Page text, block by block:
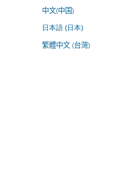
中文(中国)
日本語 (日本)
繁體中文 (台灣)